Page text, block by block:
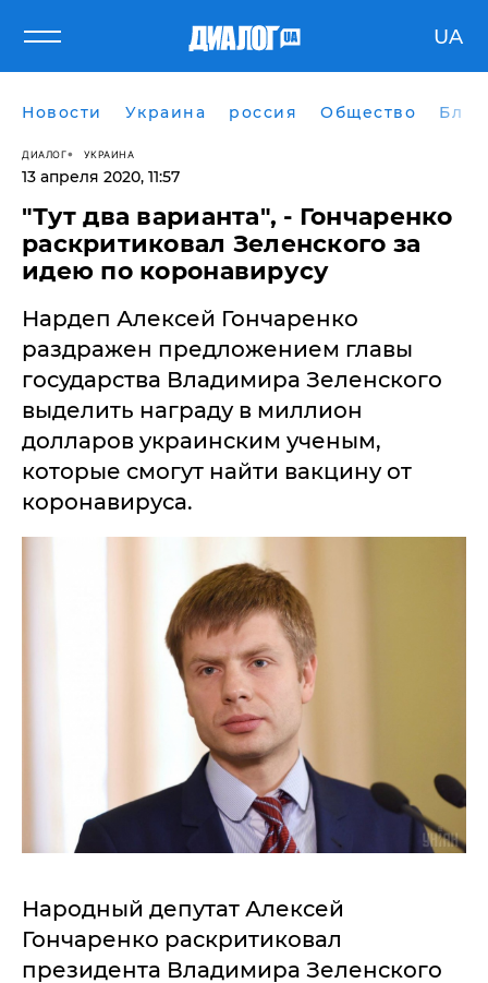
UA
Новости Украина россия Общество
ДИАЛОГ УКРАИНА
13 апреля 2020, 11:57
"Тут два варианта", - Гончаренко
раскритиковал Зеленского за
идею по коронавирусу
​Нардеп Алексей Гончаренко
раздражен предложением главы
государства Владимира Зеленского
выделить награду в миллион
долларов украинским ученым,
которые смогут найти вакцину от
коронавируса.
Народный депутат Алексей
Гончаренко раскритиковал
президента Владимира Зеленского